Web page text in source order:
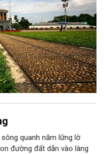
quanh năm lững lờ
đường đất dẫn vào làng